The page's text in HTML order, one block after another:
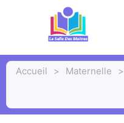
Accueil > Maternelle >